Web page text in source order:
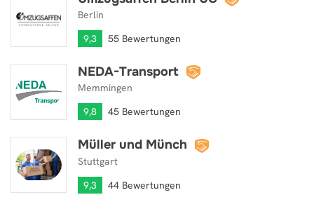
Berlin
9,3
55 Bewertungen
NEDA-Transport
Memmingen
9,8
45 Bewertungen
NEDA-Transport
Müller und Münch
Stuttgart
9,3
44 Bewertungen
Müller und Münch